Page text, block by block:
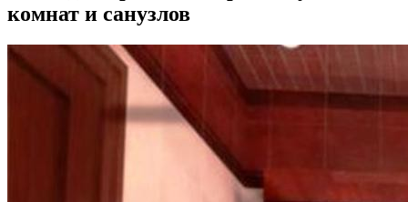
комнат и санузлов